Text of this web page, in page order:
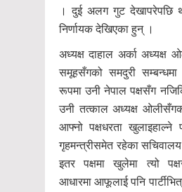
। दुई अलग गुट देखापरेपछि
निर्णायक देखिएका हुन् ।
अध्यक्ष दाहाल अर्का अध्यक्ष
समूहसँगको समदुरी सम्बन्धमा
रूपमा उनी नेपाल पक्षसँग
उनी तत्काल अध्यक्ष
आफ्नो पक्षधरता खुलाइहाल्ने
गृहमन्त्रीसमेत रहेका
इतर पक्षमा खुलेमा त्यो
आधारमा आफूलाई पनि